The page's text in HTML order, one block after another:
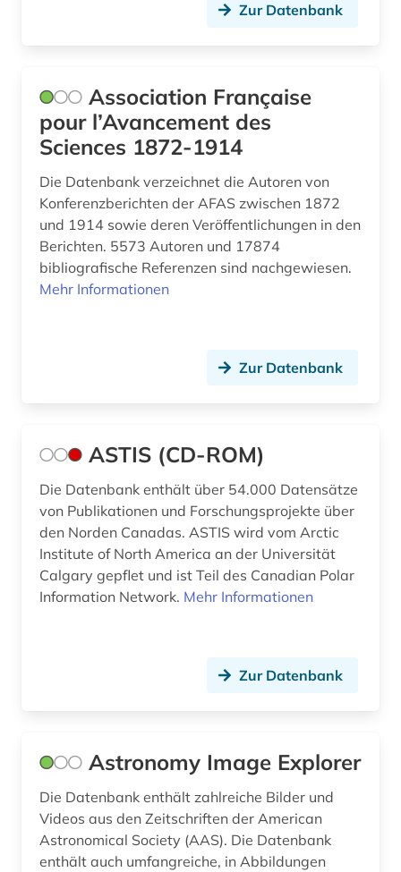
internationale patente (2)
iso normen (1)
italienisch (1)
jahrbuch (1)
katastrophen (1)
kernphysik (1)
kinderliteratur (1)
klassik stiftung weimar (1)
klimageschichte (1)
klimaänderung (2)
kochen (1)
Zur Datenbank
Association Française
pour l’Avancement des
Sciences 1872-1914
Die Datenbank verzeichnet die Autoren von
Konferenzberichten der AFAS zwischen 1872
und 1914 sowie deren Veröffentlichungen in den
Berichten. 5573 Autoren und 17874
bibliografische Referenzen sind nachgewiesen.
Mehr Informationen
Zur Datenbank
ASTIS (CD-ROM)
Die Datenbank enthält über 54.000 Datensätze
von Publikationen und Forschungsprojekte über
den Norden Canadas. ASTIS wird vom Arctic
Institute of North America an der Universität
Calgary gepflet und ist Teil des Canadian Polar
Information Network. Mehr Informationen
Zur Datenbank
Astronomy Image Explorer
Die Datenbank enthält zahlreiche Bilder und
Videos aus den Zeitschriften der American
Astronomical Society (AAS). Die Datenbank
enthält auch umfangreiche, in Abbildungen